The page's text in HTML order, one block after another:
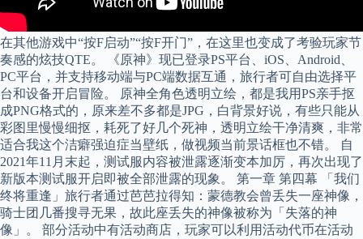
在其他游戏中“按F启动”“按F开门”，在这里也变成了考验玩家节
奏感的炫技QTE。 《原神》现已登录PS平台、iOS、Android、
PC平台，并支持移动端与PC端数据互通，旅行者可自由选择平
台和设备开启冒险。 原神全角色透明立绘，都是我用PS亲手抠
成PNG格式的，原来差不多都是JPG，白背景好说，有些只能从
彩图里慢慢细抠，耗死了好几个死神，透明立绘干净清爽，非常
适合我这个洁癖强迫症当壁纸，做视频当前景话框也不错。 自
2021年11月末起，测试服内容被泄露逐渐变本加厉，再次出现了
新版本测试服开启即被全部泄露的现象。 第一章 第四幕 「我们
终将重逢」旅行者通过芭芭拉得知：蒙德教会曾丢失一座神像，
骑士团几番搜寻无果，故此座丢失的神像被称为「失落的神
像」。 部分活动中有活动商店，玩家可以利用活动代币在活动